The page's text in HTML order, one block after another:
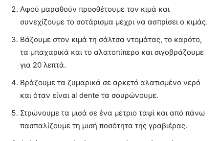
Αφού μαραθούν προσθέτουμε τον κιμά και
συνεχίζουμε το σοτάρισμα μέχρι να ασπρίσει ο κιμάς.
Βάζουμε στον κιμά τη σάλτσα ντομάτας, το καρότο,
τα μπαχαρικά και το αλατοπίπερο και σιγοβράζουμε
για 20 λεπτά.
Βράζουμε τα ζυμαρικά σε αρκετό αλατισμένο νερό
και όταν είναι al dente τα σουρώνουμε.
Στρώνουμε τα μισά σε ένα μέτριο ταψί και από πάνω
πασπαλίζουμε τη μισή ποσότητα της γραβιέρας.